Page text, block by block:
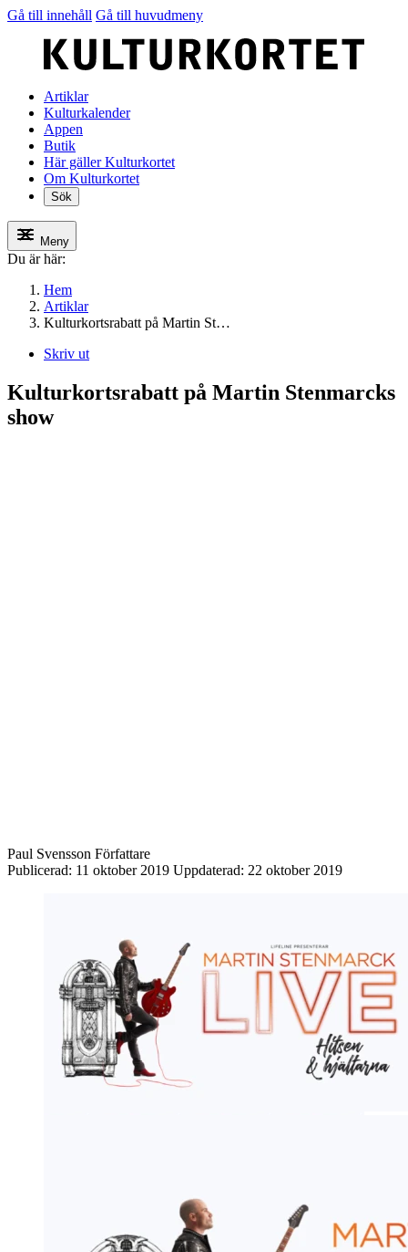
Gå till innehåll Gå till huvudmeny
Artiklar
Kulturkalender
Appen
Butik
Här gäller Kulturkortet
Om Kulturkortet
Sök
Meny
Du är här:
Hem
Artiklar
Kulturkortsrabatt på Martin St…
Skriv ut
Kulturkortsrabatt på Martin Stenmarcks
show
Paul Svensson Författare
Publicerad: 11 oktober 2019 Uppdaterad: 22 oktober 2019